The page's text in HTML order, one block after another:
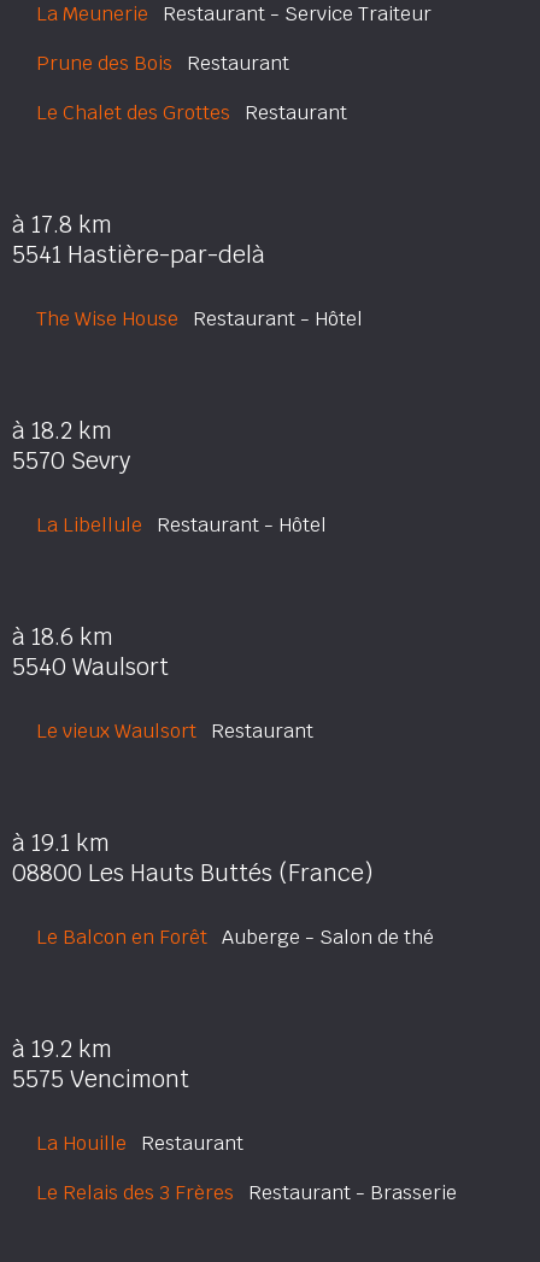
La Meunerie Restaurant - Service Traiteur
Prune des Bois Restaurant
Le Chalet des Grottes Restaurant
à 17.8 km
5541 Hastière-par-delà
The Wise House Restaurant - Hôtel
à 18.2 km
5570 Sevry
La Libellule Restaurant - Hôtel
à 18.6 km
5540 Waulsort
Le vieux Waulsort Restaurant
à 19.1 km
08800 Les Hauts Buttés (France)
Le Balcon en Forêt Auberge - Salon de thé
à 19.2 km
5575 Vencimont
La Houille Restaurant
Le Relais des 3 Frères Restaurant - Brasserie